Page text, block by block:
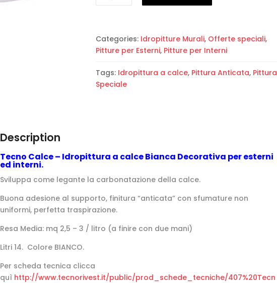
Tecno
Calce
quantity
Categories: Idropitture Murali, Offerte speciali,
Pitture per Esterni, Pitture per Interni
Tags: Idropittura a calce, Pittura Anticata, Pittura
Speciale
Description
Tecno Calce – Idropittura a calce Bianca Decorativa per esterni
ed interni.
Sviluppa come legante la carbonatazione della calce.
Buona adesione al supporto, finitura “anticata” con sfumature non
uniformi, perfetta traspirazione.
Resa Media: mq 2,5 – 3 / litro (a finire con due mani)
Litri 14. Colore BIANCO.
Per scheda tecnica clicca
quì http://www.tecnorivest.it/public/prod_schede_tecniche/407%20Tecn